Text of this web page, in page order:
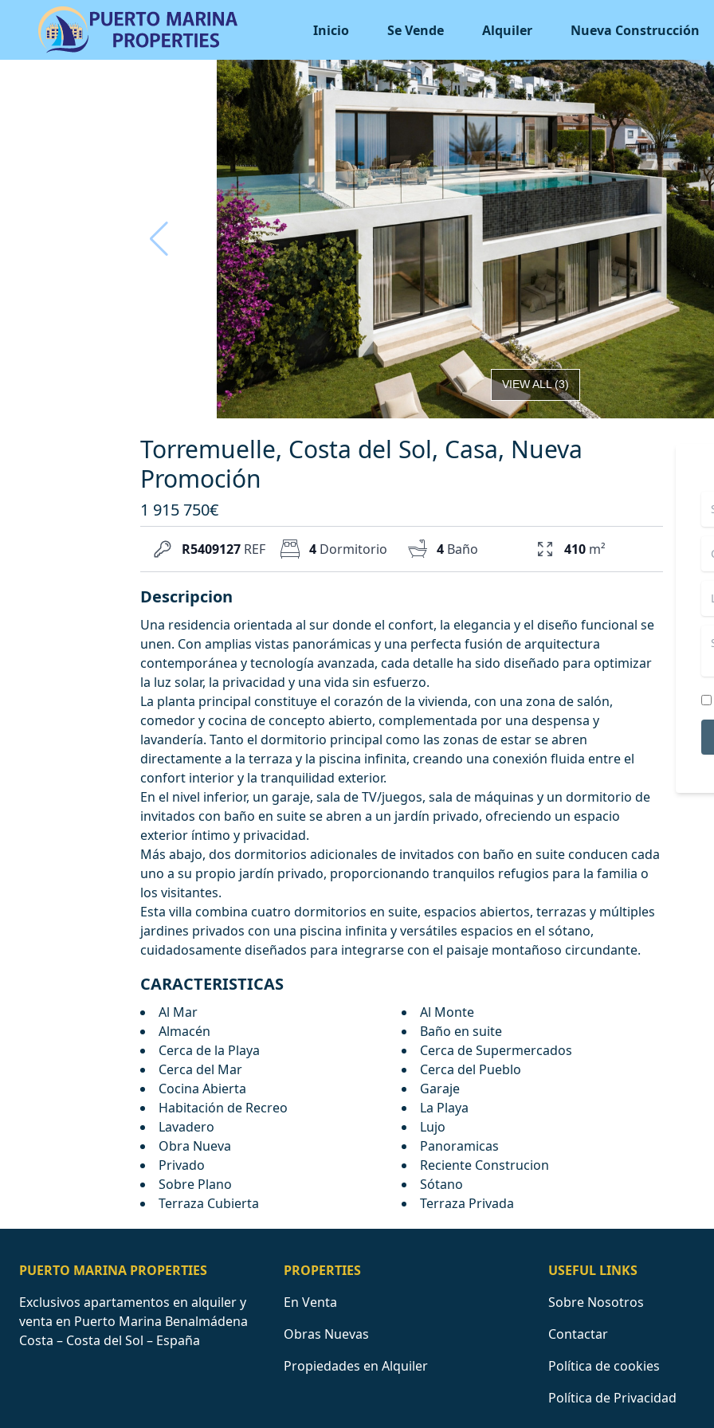
Inicio Se Vende Alquiler Nueva Construcción
VIEW ALL(3)
Torremuelle, Costa del Sol, Casa, Nueva
Promoción
1 915 750€
R5409127 REF 4 Dormitorio 4 Baño 410 m²
Descripcion
Una residencia orientada al sur donde el confort, la elegancia y el diseño funcional se
unen. Con amplias vistas panorámicas y una perfecta fusión de arquitectura
contemporánea y tecnología avanzada, cada detalle ha sido diseñado para optimizar
la luz solar, la privacidad y una vida sin esfuerzo.
La planta principal constituye el corazón de la vivienda, con una zona de salón,
comedor y cocina de concepto abierto, complementada por una despensa y
lavandería. Tanto el dormitorio principal como las zonas de estar se abren
directamente a la terraza y la piscina infinita, creando una conexión fluida entre el
confort interior y la tranquilidad exterior.
En el nivel inferior, un garaje, sala de TV/juegos, sala de máquinas y un dormitorio de
invitados con baño en suite se abren a un jardín privado, ofreciendo un espacio
exterior íntimo y privacidad.
Más abajo, dos dormitorios adicionales de invitados con baño en suite conducen cada
uno a su propio jardín privado, proporcionando tranquilos refugios para la familia o
los visitantes.
Esta villa combina cuatro dormitorios en suite, espacios abiertos, terrazas y múltiples
jardines privados con una piscina infinita y versátiles espacios en el sótano,
cuidadosamente diseñados para integrarse con el paisaje montañoso circundante.
CARACTERISTICAS
Al Mar
Al Monte
Almacén
Baño en suite
Cerca de la Playa
Cerca de Supermercados
Cerca del Mar
Cerca del Pueblo
Cocina Abierta
Garaje
Habitación de Recreo
La Playa
Lavadero
Lujo
Obra Nueva
Panoramicas
Privado
Reciente Construcion
Sobre Plano
Sótano
Terraza Cubierta
Terraza Privada
PUERTO MARINA PROPERTIES
Exclusivos apartamentos en alquiler y
venta en Puerto Marina Benalmádena
Costa – Costa del Sol – España
PROPERTIES
En Venta
Obras Nuevas
Propiedades en Alquiler
USEFUL LINKS
Sobre Nosotros
Contactar
Política de cookies
Política de Privacidad